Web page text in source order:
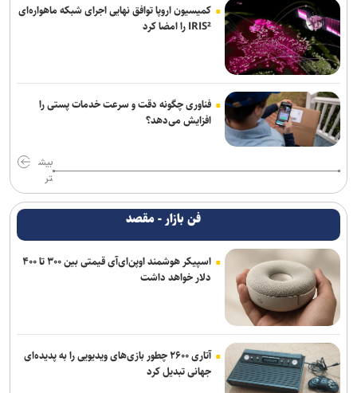
کمیسیون اروپا توافق نهایی اجرای شبکه ماهواره‌ای
IRIS² را امضا کرد
فناوری چگونه دقت و سرعت خدمات پستی را
افزایش می‌دهد؟
بیش
تر
فن بازار - مقصد
اسپیکر هوشمند اوپن‌ای‌آی قیمتی بین ۳۰۰ تا ۴۰۰
دلار خواهد داشت
آتاری ۲۶۰۰ چطور بازی‌های ویدیویی را به پدیده‌ای
جهانی تبدیل کرد